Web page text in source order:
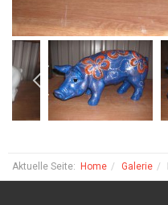
Aktuelle Seite: Home Galerie